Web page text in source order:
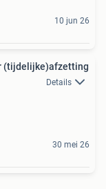
10 jun 26
Gaas en pinnen voor (tijdelijke)afzetting
Details
30 mei 26